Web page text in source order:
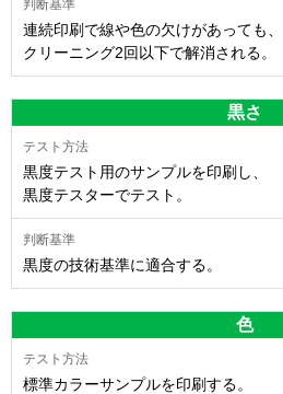
連続印刷で線や色の欠けがあっても、
クリーニング2回以下で解消される。
黒さ
黒度テスト用のサンプルを印刷し、
黒度テスターでテスト。
黒度の技術基準に適合する。
色
標準カラーサンプルを印刷する。